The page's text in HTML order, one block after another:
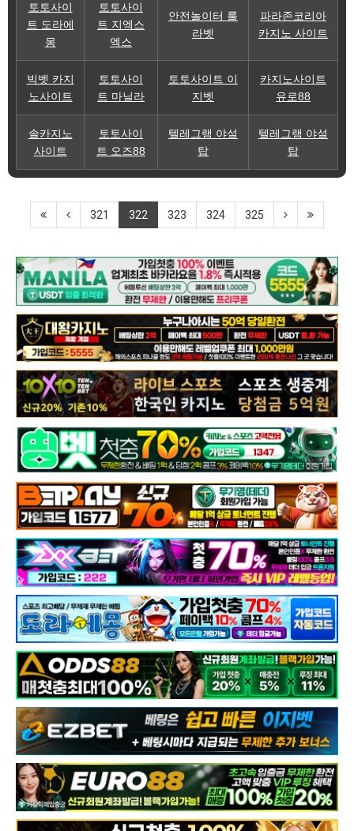
토토사이
트 도라에
몽
토토사이
트 지엑스
엑스
안전놀이터 룰
라벳
파라존코리아
카지노 사이트
빅벳 카지
노사이트
토토사이
트 마닐라
토토사이트 이
지벳
카지노사이트
유로88
솔카지노
사이트
토토사이
트 오즈88
텔레그램 야설
탑
텔레그램 야설
탑
321 322 323 324 325